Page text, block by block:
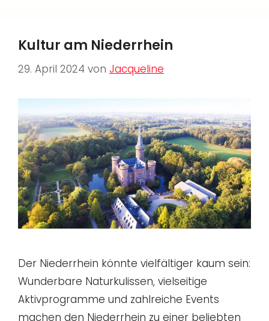
Kultur am Niederrhein
29. April 2024 von Jacqueline
Der Niederrhein könnte vielfältiger kaum sein:
Wunderbare Naturkulissen, vielseitige
Aktivprogramme und zahlreiche Events
machen den Niederrhein zu einer beliebten